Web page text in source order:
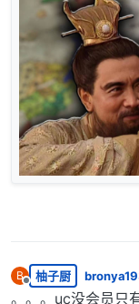
B
离线
柚子厨
。。。uc没会员只